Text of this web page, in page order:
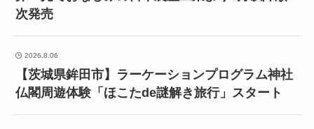
次発売
2026.8.06
【茨城県鉾田市】ラーケーションプログラム神社
仏閣周遊体験「ほこたde謎解き旅行」スタート